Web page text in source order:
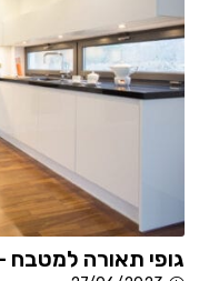
גופי תאורה למטבח